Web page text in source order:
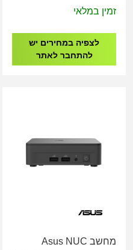
12450H/16GB/1T/WI11PRO
זמין במלאי
לצפיה במחירים יש
להתחבר לאתר
מחשב Asus NUC